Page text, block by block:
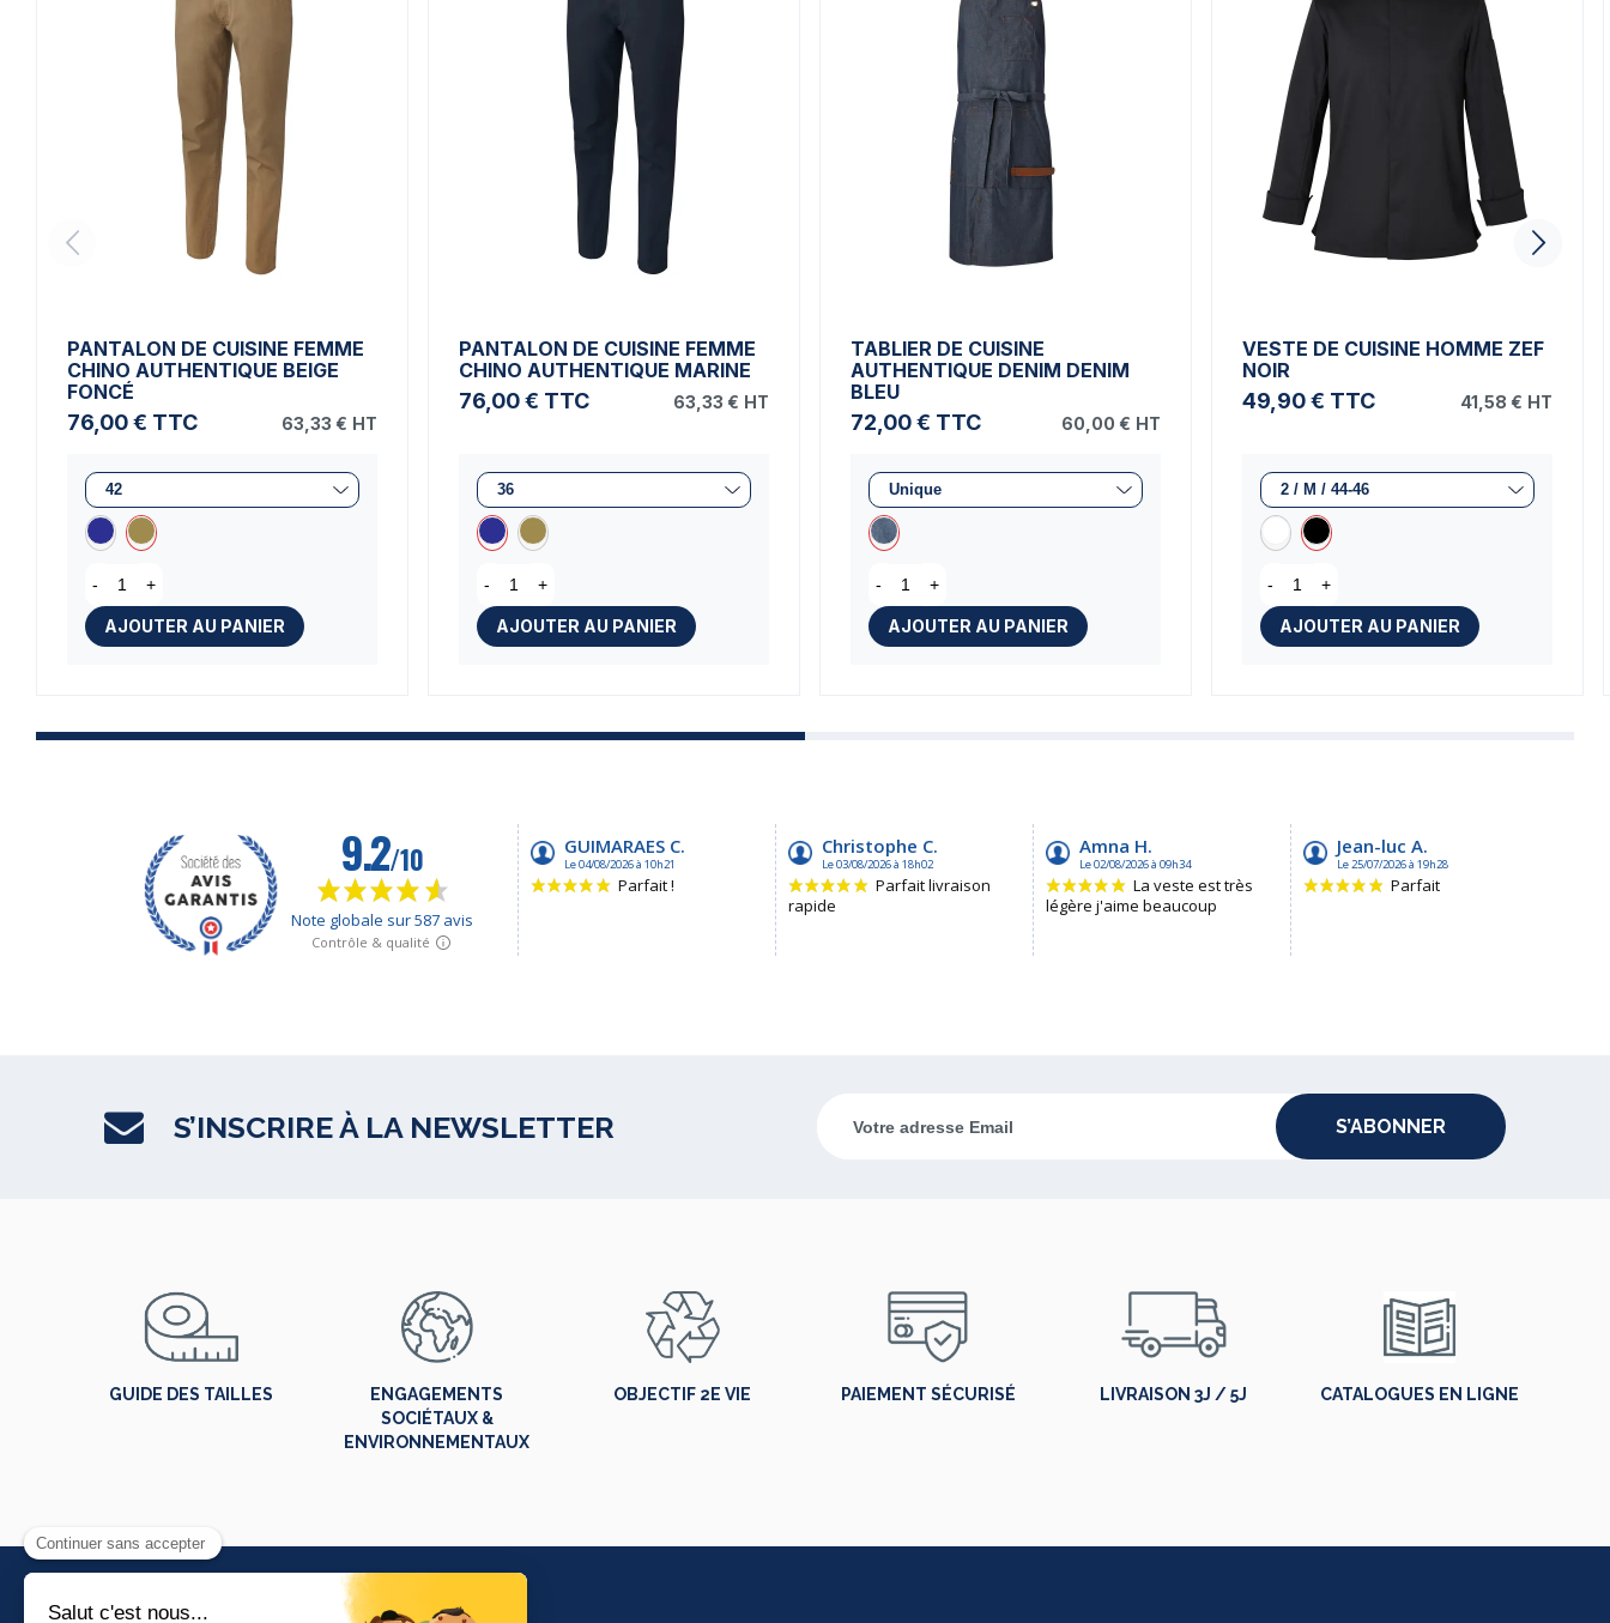
PANTALON DE CUISINE FEMME
CHINO AUTHENTIQUE BEIGE
FONCÉ
76,00 € TTC 63,33 € HT
- +
AJOUTER AU PANIER
PANTALON DE CUISINE FEMME
CHINO AUTHENTIQUE MARINE
76,00 € TTC 63,33 € HT
- +
AJOUTER AU PANIER
TABLIER DE CUISINE
AUTHENTIQUE DENIM DENIM
BLEU
72,00 € TTC 60,00 € HT
- +
AJOUTER AU PANIER
VESTE DE CUISINE HOMME ZEF
NOIR
49,90 € TTC 41,58 € HT
- +
AJOUTER AU PANIER
S’INSCRIRE À LA NEWSLETTER S’ABONNER
GUIDE DES TAILLES
ENGAGEMENTS
SOCIÉTAUX &
ENVIRONNEMENTAUX
OBJECTIF 2E VIE PAIEMENT SÉCURISÉ LIVRAISON 3J / 5J CATALOGUES EN LIGNE